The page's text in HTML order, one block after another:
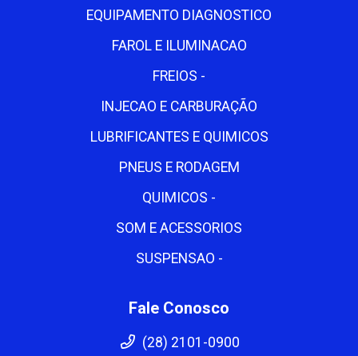
EQUIPAMENTO DIAGNOSTICO
FAROL E ILUMINACAO
FREIOS -
INJECAO E CARBURAÇÃO
LUBRIFICANTES E QUIMICOS
PNEUS E RODAGEM
QUIMICOS -
SOM E ACESSORIOS
SUSPENSAO -
Fale Conosco
(28) 2101-0900